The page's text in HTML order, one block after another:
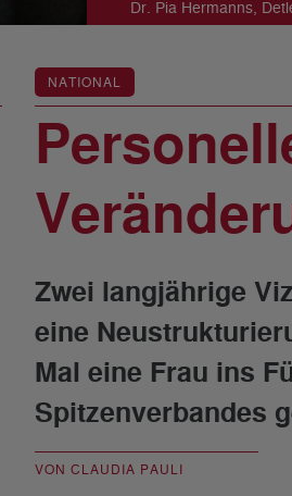
Dr. Pia Hermanns,
NATIONAL
Zwei langjährige
eine
Mal eine Frau ins
Spitzenverbandes
VON CLAUDIA PAULI